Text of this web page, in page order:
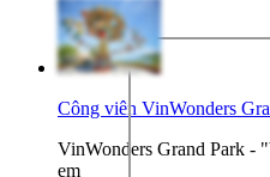
Công viên VinWonders
VinWonders Grand Park -
em